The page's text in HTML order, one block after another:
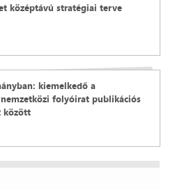
középtávú stratégiai terve
kiemelkedő a
folyóirat publikációs
között